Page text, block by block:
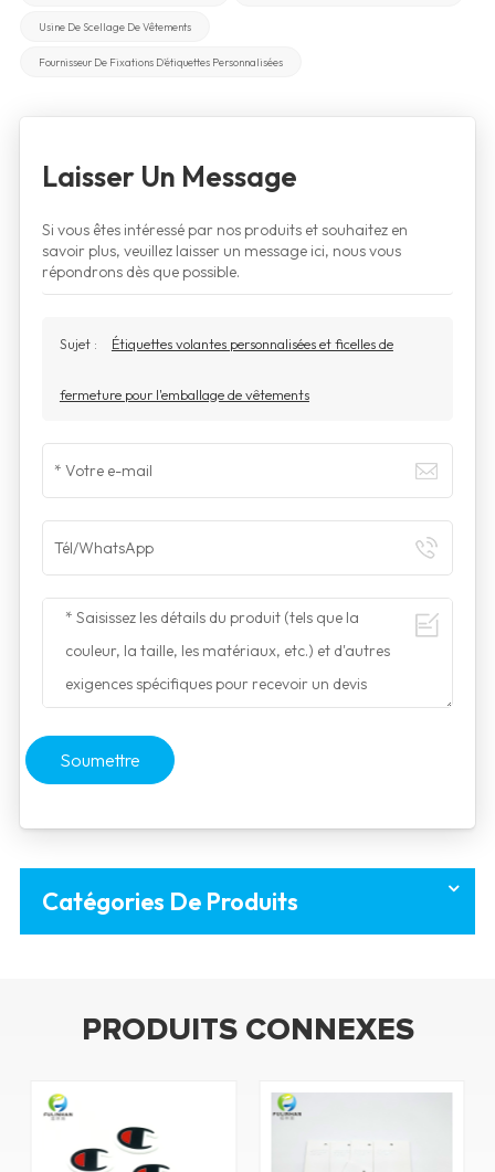
Usine De Scellage De Vêtements
Fournisseur De Fixations D'étiquettes Personnalisées
Laisser Un Message
Si vous êtes intéressé par nos produits et souhaitez en
savoir plus, veuillez laisser un message ici, nous vous
répondrons dès que possible.
Sujet : Étiquettes volantes personnalisées et ficelles de
fermeture pour l'emballage de vêtements
Soumettre
Catégories De Produits
PRODUITS CONNEXES